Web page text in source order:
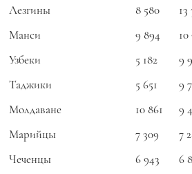
Лезгины
8 580 13
Манси
9 894 10
Узбеки
5 182 9
Таджики
5 651 9
Молдаване
10 861 9
Марийцы
7 309 7
Чеченцы
6 943 6